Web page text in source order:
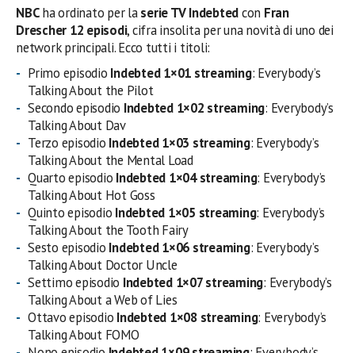
NBCha ordinato per laserie TV Indebtedcon Fran
Drescher 12 episodi, cifra insolita per una novità di uno dei
network principali. Ecco tutti i titoli:
Primo episodio Indebted 1×01 streaming: Everybody’s
Talking About the Pilot
Secondo episodio Indebted 1×02 streaming: Everybody’s
Talking About Dav
Terzo episodio Indebted 1×03 streaming: Everybody’s
Talking About the Mental Load
Quarto episodio Indebted 1×04 streaming: Everybody’s
Talking About Hot Goss
Quinto episodio Indebted 1×05 streaming: Everybody’s
Talking About the Tooth Fairy
Sesto episodio Indebted 1×06 streaming: Everybody’s
Talking About Doctor Uncle
Settimo episodio Indebted 1×07 streaming: Everybody’s
Talking About a Web of Lies
Ottavo episodio Indebted 1×08 streaming: Everybody’s
Talking About FOMO